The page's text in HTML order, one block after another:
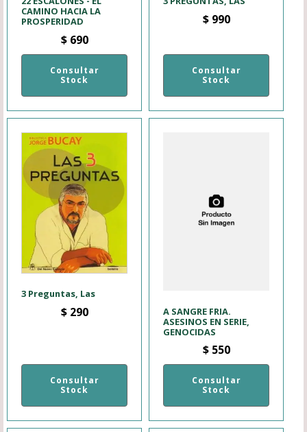
CAMINO HACIA LA
PROSPERIDAD
$690
Consultar
Stock
$990
Consultar
Stock
3 Preguntas, Las
$290
Consultar
Stock
A SANGRE FRIA.
ASESINOS EN SERIE,
GENOCIDAS
$550
Consultar
Stock